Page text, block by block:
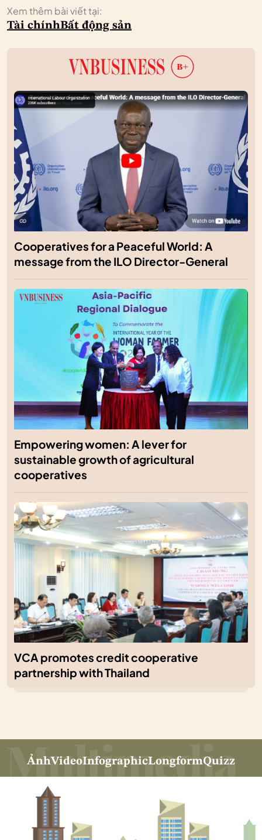
Xem thêm bài viết tại:
Tài chínhBất động sản
Cooperatives for a Peaceful World: A
message from the ILO Director-General
Empowering women: A lever for
sustainable growth of agricultural
cooperatives
VCA promotes credit cooperative
partnership with Thailand
ẢnhVideoInfographicLongformQuizz